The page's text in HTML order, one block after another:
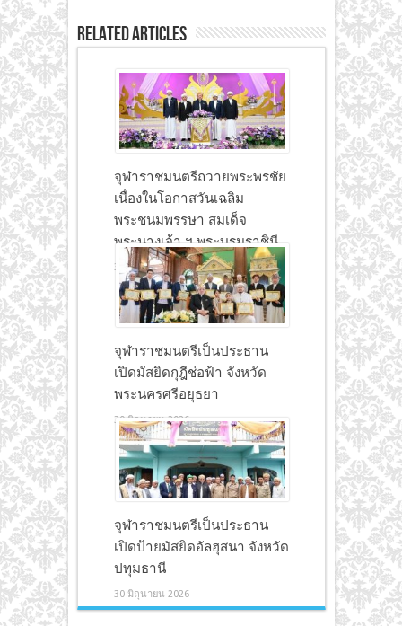
Related Articles
จุฬาราชมนตรีถวายพระพรชัย
เนื่องในโอกาสวันเฉลิม
พระชนมพรรษา สมเด็จ
พระนางเจ้า ฯ พระบรมราชินี
30 มิถุนายน 2026
จุฬาราชมนตรีเป็นประธาน
เปิดมัสยิดกุฎีช่อฟ้า จังหวัด
พระนครศรีอยุธยา
30 มิถุนายน 2026
จุฬาราชมนตรีเป็นประธาน
เปิดป้ายมัสยิดอัลฮุสนา จังหวัด
ปทุมธานี
30 มิถุนายน 2026